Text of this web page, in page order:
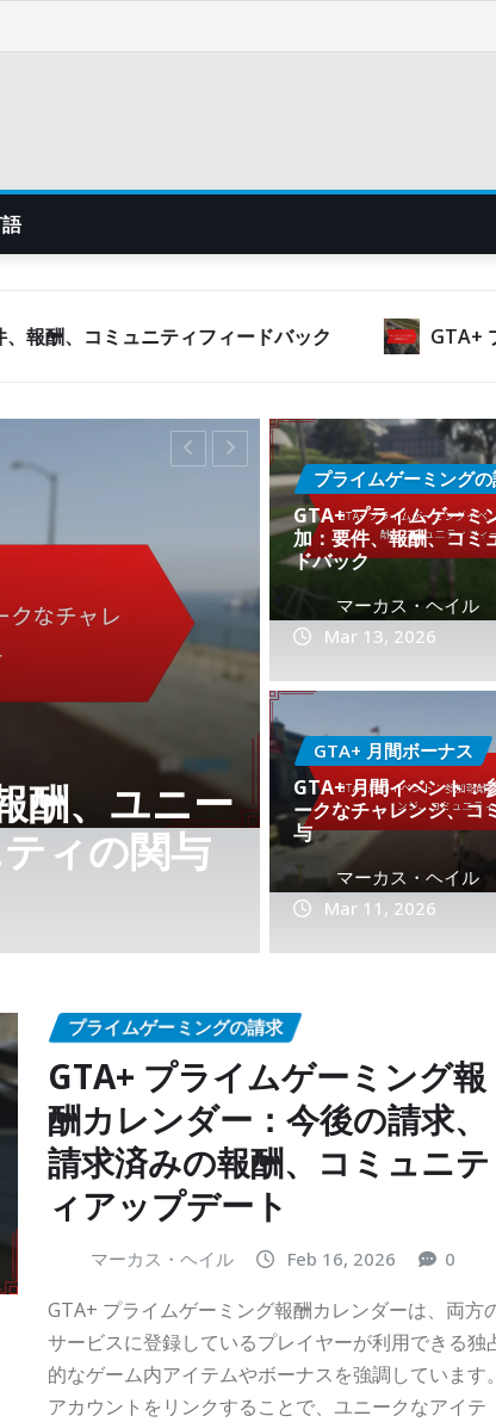
ニティフィードバック GTA+ プライムゲー
ティビテ
ュニティと
GTA+ メ
典、アッ
ンツ
マーカス・ヘイル
プライムゲーミング
GTA+ プライムゲーミ
加：要件、報酬、コミ
ドバック
マーカス・ヘイル
Mar 13, 2026
GTA+ 月間ボーナス
GTA+ 月間イベント：
ークなチャレンジ、コ
与
マーカス・ヘイル
Mar 11, 2026
プライムゲーミングの請求
GTA+ プライムゲーミング報
酬カレンダー：今後の請求、
請求済みの報酬、コミュニテ
ィアップデート
マーカス・ヘイル Feb 16, 2026 0
GTA+ プライムゲーミング報酬カレンダーは、両方
サービスに登録しているプレイヤーが利用できる独
的なゲーム内アイテムやボーナスを強調しています。
アカウントをリンクすることで、ユニークなアイテ